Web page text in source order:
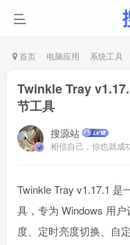
首页 电脑应用 系统工具
Twinkle Tray
节工具
搜源站
相信自己，你也就成
Twinkle Tray v1.17.1 是
具，专为 Windows 用
度、定时亮度切换、自